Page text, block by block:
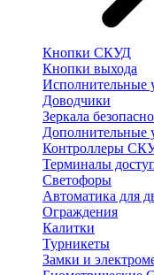
Кнопки СКУД
Кнопки выхода
Исполнительные
Доводчики
Зеркала
Дополнительные
Контроллеры
Терминалы
Светофоры
Автоматика для
Ограждения
Калитки
Турникеты
Замки и